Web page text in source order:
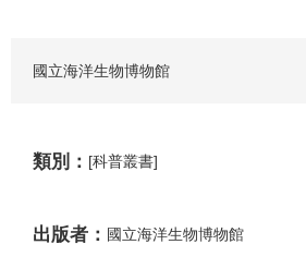
國立海洋生物博物館
類別： [科普叢書]
出版者： 國立海洋生物博物館